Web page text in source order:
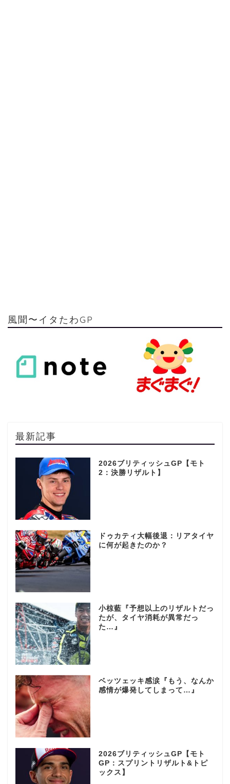
風聞〜イタたわGP
最新記事
2026ブリティッシュGP【モト
2：決勝リザルト】
ドゥカティ大幅後退：リアタイヤ
に何が起きたのか？
小椋藍『予想以上のリザルトだっ
たが、タイヤ消耗が異常だっ
た…』
ベッツェッキ感涙『もう、なんか
感情が爆発してしまって…』
2026ブリティッシュGP【モト
GP：スプリントリザルト&トピ
ックス】